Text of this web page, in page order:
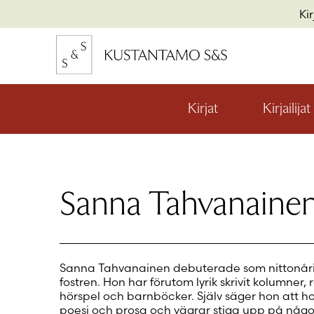
Kirjat
valikon
Kirjailijat
Sanna
Sanna Tahvanainen debuterade som
fostren. Hon har förutom lyrik skrivit kolumner,
hörspel och barnböcker. Själv säger hon att
poesi och prosa och vägrar stiga upp på